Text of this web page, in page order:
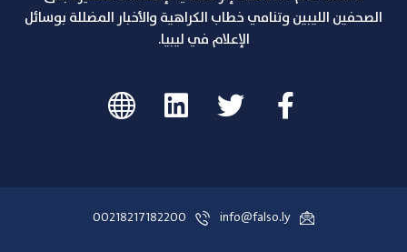
الصحفين الليبين وتنامي خطاب الكراهية والأخبار المضللة بوسائل
الإعلام في ليبيا.
info@falso.ly
00218217182200